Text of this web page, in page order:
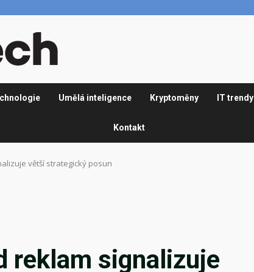
Umělá inteligence Kryptoměny IT trendy
Kontakt
větší strategický posun
reklam signalizuje